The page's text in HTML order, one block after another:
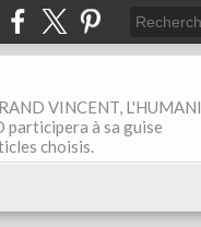
VINCENT,
participera à sa guise
choisis.